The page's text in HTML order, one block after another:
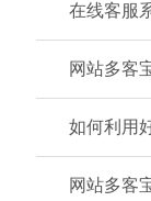
在线客服
网站多客
如何利用
网站多客